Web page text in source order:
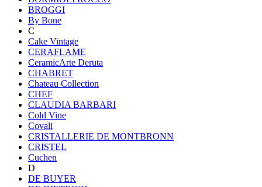
BROGGI
By Bone
C
Cake Vintage
CERAFLAME
CeramicArte Deruta
CHABRET
Chateau Collection
CHEF
CLAUDIA BARBARI
Cold Vine
Covali
CRISTALLERIE DE MONTBRONN
CRISTEL
Cuchen
D
DE BUYER